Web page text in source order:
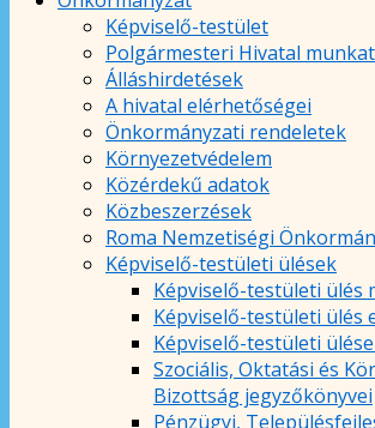
Képviselő-testület
Polgármesteri Hivatal
Álláshirdetések
A hivatal elérhetőségei
Önkormányzati rendeletek
Környezetvédelem
Közérdekű adatok
Közbeszerzések
Roma Nemzetiségi
Képviselő-testületi ülések
Képviselő-testületi ülés
Képviselő-testületi ülés
Képviselő-testületi
Szociális, Oktatási és
Bizottság jegyzőkönyvei
Pénzügyi,